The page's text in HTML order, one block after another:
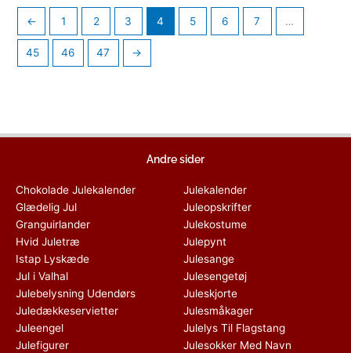
← 1 2 3 4 5 6 7 …
45 46 47 →
Andre sider
Chokolade Julekalender
Glædelig Jul
Granguirlander
Hvid Juletræ
Istap Lyskæde
Jul i Valhal
Julebelysning Udendørs
Juledækkeservietter
Juleengel
Julefigurer
Julekalender
Juleopskrifter
Julekostume
Julepynt
Julesange
Julesengetøj
Juleskjorte
Julesmåkager
Julelys Til Flagstang
Julesokker Med Navn